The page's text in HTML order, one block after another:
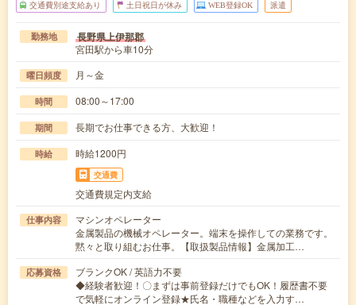
交通費別途支給あり 土日祝日が休み WEB登録OK 派遣
勤務地 長野県上伊那郡
宮田駅から車10分
曜日頻度 月～金
時間 08:00～17:00
期間 長期でお仕事できる方、大歓迎！
時給 時給1200円
交通費
交通費規定内支給
仕事内容
マシンオペレーター
金属製品の機械オペレーター。端末を操作しての業務です。
黙々と取り組むお仕事。【取扱製品情報】金属加工…
応募資格
ブランクOK / 英語力不要
◆経験者歓迎！〇まずは事前登録だけでもOK！履歴書不要
で気軽にオンライン登録★氏名・職種などを入力す…